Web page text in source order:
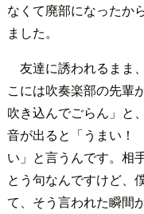
なくて廃部になったか
ました。
友達に誘われるまま
こには吹奏楽部の先輩
吹き込んでごらん」と
音が出ると「うまい！
い」と言うんです。相
とう句なんですけど、
て、そう言われた瞬間